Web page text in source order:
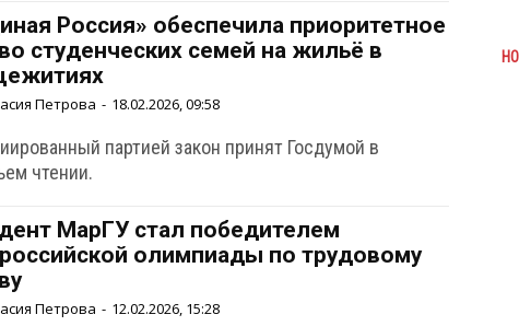
Россия» обеспечила приоритетное
студенческих семей на жильё в
Петрова - 18.02.2026, 09:58
партией закон принят Госдумой в
чтении.
МарГУ стал победителем
олимпиады по трудовому
Петрова - 12.02.2026, 15:28